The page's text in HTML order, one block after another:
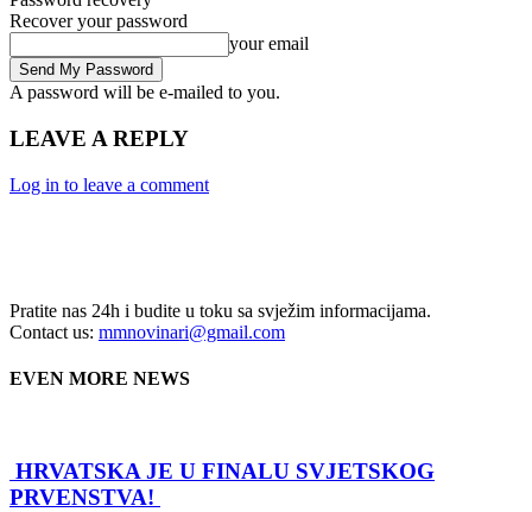
Recover your password
your email
A password will be e-mailed to you.
LEAVE A REPLY
Log in to leave a comment
Pratite nas 24h i budite u toku sa svježim informacijama.
Contact us: mmnovinari@gmail.com
EVEN MORE NEWS
HRVATSKA JE U FINALU SVJETSKOG
PRVENSTVA!